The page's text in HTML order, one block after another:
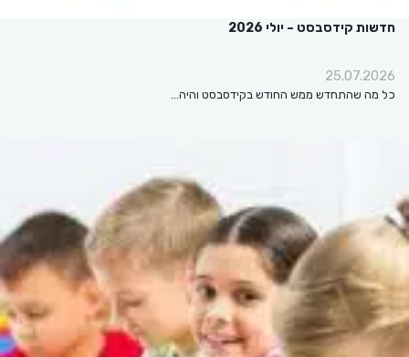
חדשות קידסבסט – יולי 2026
25.07.2026
כל מה שהתחדש ממש החודש בקידסבסט והיה…